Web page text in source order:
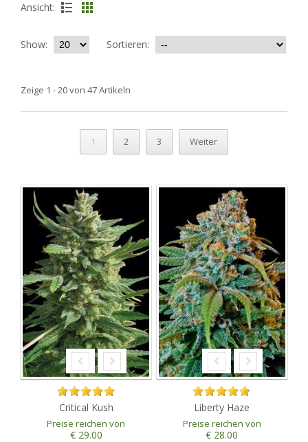
Ansicht:
Show: Sortieren:
Zeige 1 - 20 von 47 Artikeln
1 2 3 Weiter
Critical Kush
Preise reichen von
€ 29.00
Liberty Haze
Preise reichen von
€ 28.00